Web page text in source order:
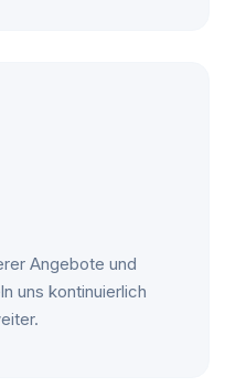
Angebote und
uns kontinuierlich